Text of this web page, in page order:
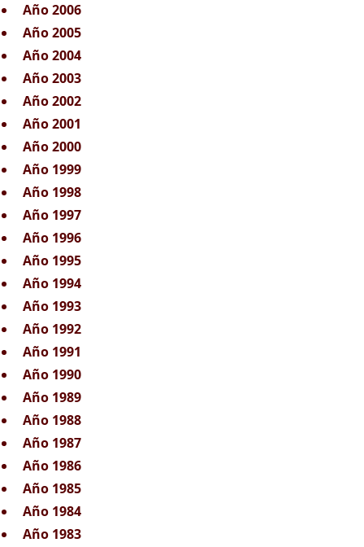
Año 2006
Año 2005
Año 2004
Año 2003
Año 2002
Año 2001
Año 2000
Año 1999
Año 1998
Año 1997
Año 1996
Año 1995
Año 1994
Año 1993
Año 1992
Año 1991
Año 1990
Año 1989
Año 1988
Año 1987
Año 1986
Año 1985
Año 1984
Año 1983